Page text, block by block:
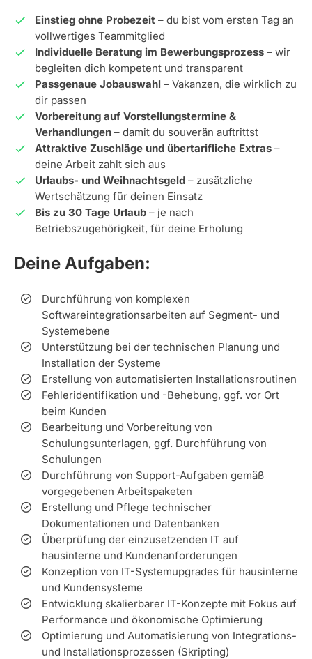
Einstieg ohne Probezeit – du bist vom ersten Tag an
vollwertiges Teammitglied
Individuelle Beratung im Bewerbungsprozess – wir
begleiten dich kompetent und transparent
Passgenaue Jobauswahl – Vakanzen, die wirklich zu
dir passen
Vorbereitung auf Vorstellungstermine &
Verhandlungen – damit du souverän auftrittst
Attraktive Zuschläge und übertarifliche Extras –
deine Arbeit zahlt sich aus
Urlaubs- und Weihnachtsgeld – zusätzliche
Wertschätzung für deinen Einsatz
Bis zu 30 Tage Urlaub – je nach
Betriebszugehörigkeit, für deine Erholung
Deine Aufgaben:
Durchführung von komplexen
Softwareintegrationsarbeiten auf Segment- und
Systemebene
Unterstützung bei der technischen Planung und
Installation der Systeme
Erstellung von automatisierten Installationsroutinen
Fehleridentifikation und -Behebung, ggf. vor Ort
beim Kunden
Bearbeitung und Vorbereitung von
Schulungsunterlagen, ggf. Durchführung von
Schulungen
Durchführung von Support-Aufgaben gemäß
vorgegebenen Arbeitspaketen
Erstellung und Pflege technischer
Dokumentationen und Datenbanken
Überprüfung der einzusetzenden IT auf
hausinterne und Kundenanforderungen
Konzeption von IT-Systemupgrades für hausinterne
und Kundensysteme
Entwicklung skalierbarer IT-Konzepte mit Fokus auf
Performance und ökonomische Optimierung
Optimierung und Automatisierung von Integrations-
und Installationsprozessen (Skripting)